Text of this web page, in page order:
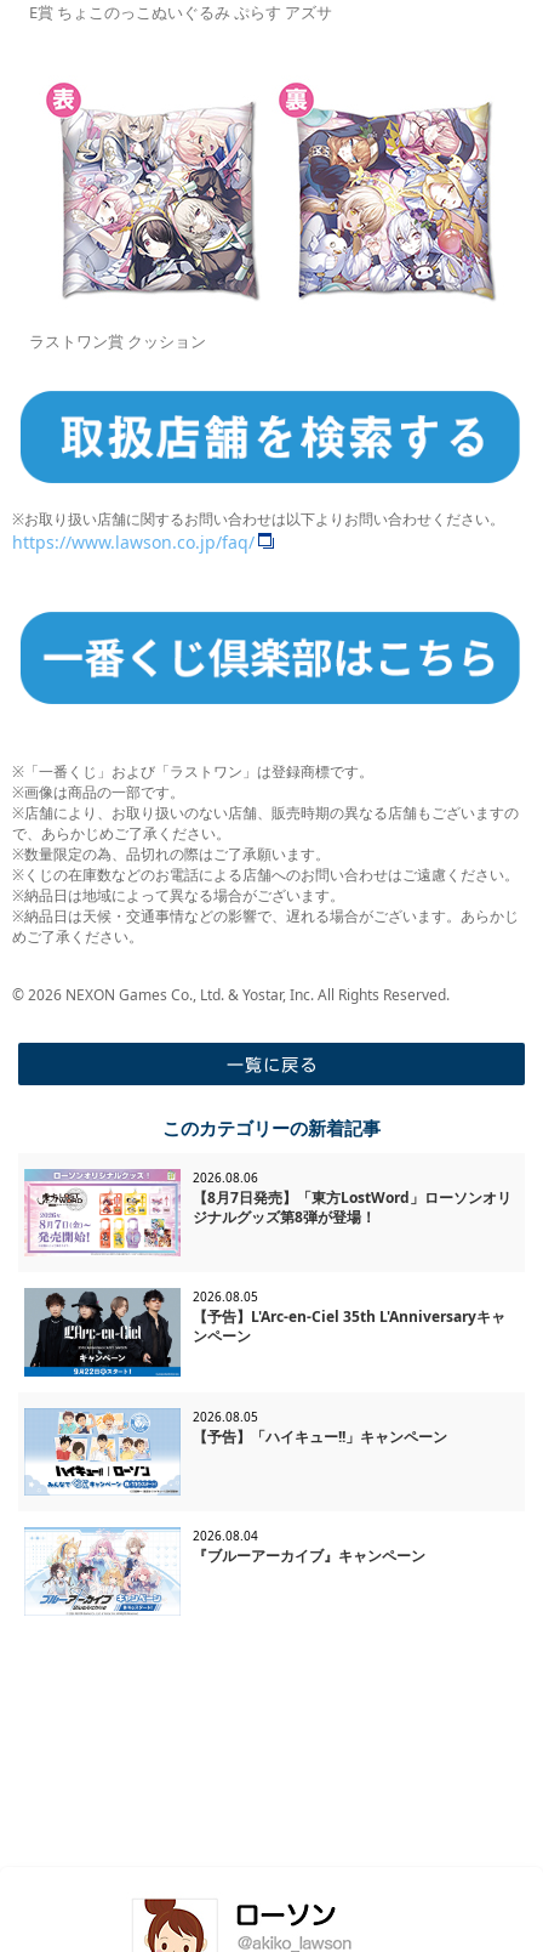
E賞 ちょこのっこぬいぐるみ ぷらす アズサ
ラストワン賞 クッション
※お取り扱い店舗に関するお問い合わせは以下よりお問い合わせください。
https://www.lawson.co.jp/faq/
※「一番くじ」および「ラストワン」は登録商標です。
※画像は商品の一部です。
※店舗により、お取り扱いのない店舗、販売時期の異なる店舗もございますの
で、あらかじめご了承ください。
※数量限定の為、品切れの際はご了承願います。
※くじの在庫数などのお電話による店舗へのお問い合わせはご遠慮ください。
※納品日は地域によって異なる場合がございます。
※納品日は天候・交通事情などの影響で、遅れる場合がございます。あらかじ
めご了承ください。
© 2026 NEXON Games Co., Ltd. & Yostar, Inc. All Rights Reserved.
このカテゴリーの新着記事
2026.08.06
【8月7日発売】「東方LostWord」ローソンオリ
ジナルグッズ第8弾が登場！
2026.08.05
【予告】L'Arc-en-Ciel 35th L'Anniversaryキャ
ンペーン
2026.08.05
【予告】「ハイキュー!!」キャンペーン
2026.08.04
『ブルーアーカイブ』キャンペーン